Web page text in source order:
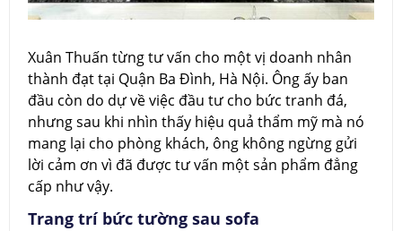
Xuân Thuấn từng tư vấn cho một vị doanh nhân
thành đạt tại Quận Ba Đình, Hà Nội. Ông ấy ban
đầu còn do dự về việc đầu tư cho bức tranh đá,
nhưng sau khi nhìn thấy hiệu quả thẩm mỹ mà nó
mang lại cho phòng khách, ông không ngừng gửi
lời cảm ơn vì đã được tư vấn một sản phẩm đẳng
cấp như vậy.
Trang trí bức tường sau sofa